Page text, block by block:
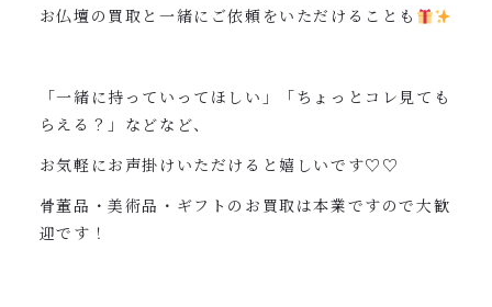
お仏壇の買取と一緒にご依頼をいただけることも
「一緒に持っていってほしい」「ちょっとコレ見ても
らえる？」などなど、
お気軽にお声掛けいただけると嬉しいです♡♡
骨董品・美術品・ギフトのお買取は本業ですので大歓
迎です！